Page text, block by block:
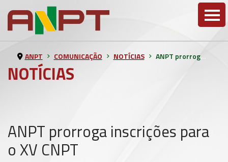
NOTÍCIAS
ANPT COMUNICAÇÃO NOTÍCIAS ANPT prorroga inscrições para o XV CNPT
ANPT prorroga inscrições para
o XV CNPT